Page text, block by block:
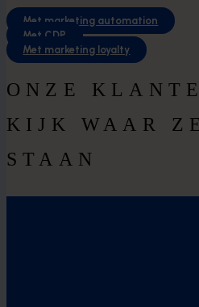
Met marketing automation
Met CDP
Met marketing loyalty
ONZE
KIJK WAAR
STAAN